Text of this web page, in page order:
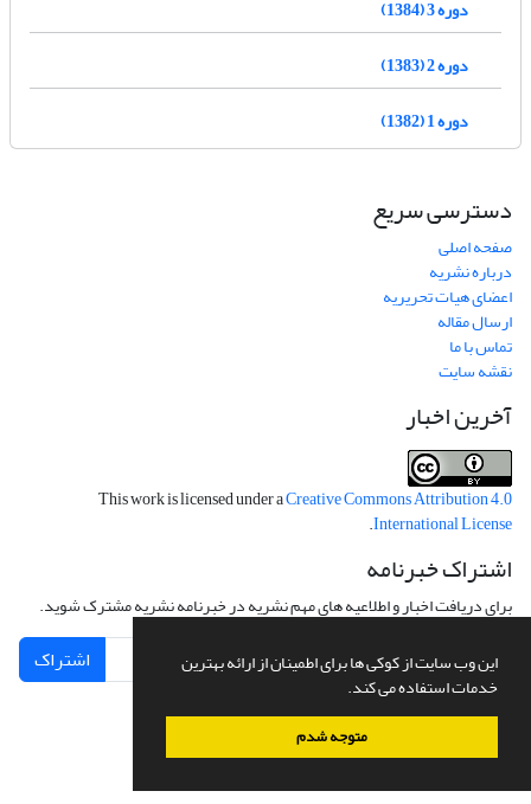
این وب سایت از کوکی ها برای اطمینان از ارائه بهترین
خدمات استفاده می کند.
متوجه شدم
دوره 3 (1384)
دوره 2 (1383)
دوره 1 (1382)
دسترسی سریع
صفحه اصلی
درباره نشریه
اعضای هیات تحریریه
ارسال مقاله
تماس با ما
نقشه سایت
آخرین اخبار
This work is licensed under aCreative Commons Attribution 4.0
International License
.
اشتراک خبرنامه
برای دریافت اخبار و اطلاعیه های مهم نشریه در خبرنامه نشریه مشترک شوید.
اشتراک
سامانه مدیریت نشریات علمی.طراحی و پیاده سازی ازسیناوب